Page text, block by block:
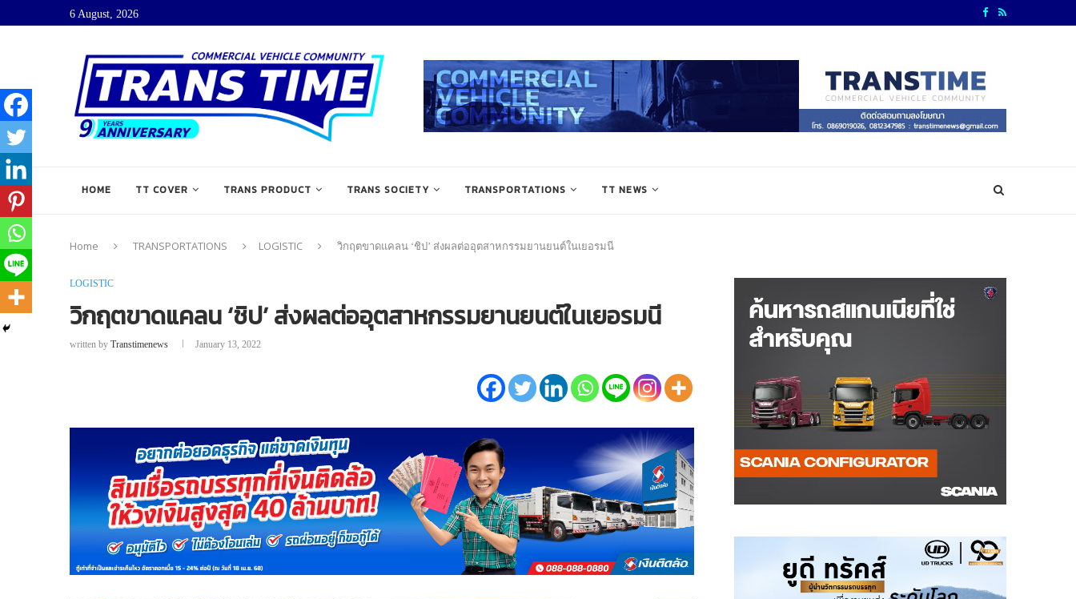
6 August, 2026
HOME TT COVER TRANS PRODUCT TRANS SOCIETY TRANSPORTATIONS TT NEWS
Home TRANSPORTATIONS LOGISTIC วิกฤตขาดแคลน ‘ชิป’ ส่งผลต่ออุตสาหกรรมยานยนต์ในเยอรมนี
LOGISTIC
วิกฤตขาดแคลน ‘ชิป’ ส่งผลต่ออุตสาหกรรมยานยนต์ในเยอรมนี
written by Transtimenews January 13, 2022